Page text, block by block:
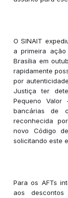
O SINAIT
a primeira
Brasília em
rapidamente
por
Justiça ter
Pequeno Valor
bancárias de
reconhecida
novo Código
solicitando este
Para os AFTs
aos